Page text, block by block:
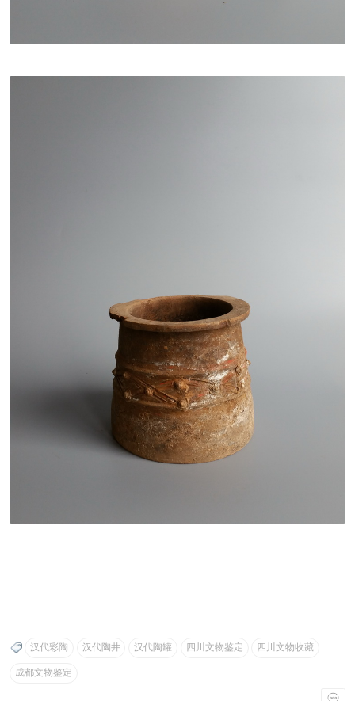
汉代彩陶 汉代陶井 汉代陶罐 四川文物鉴定 四川文物收藏
成都文物鉴定